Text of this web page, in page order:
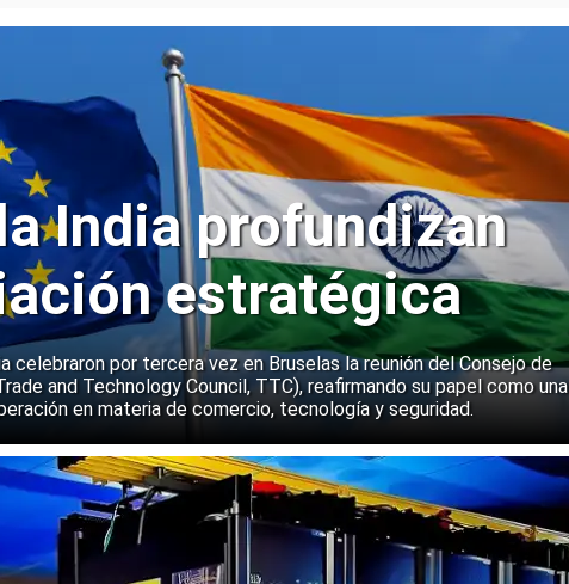
India profundizan
estratégica
celebraron por tercera vez en Bruselas la reunión del Consejo de
and Technology Council, TTC), reafirmando su papel como una
en materia de comercio, tecnología y seguridad.